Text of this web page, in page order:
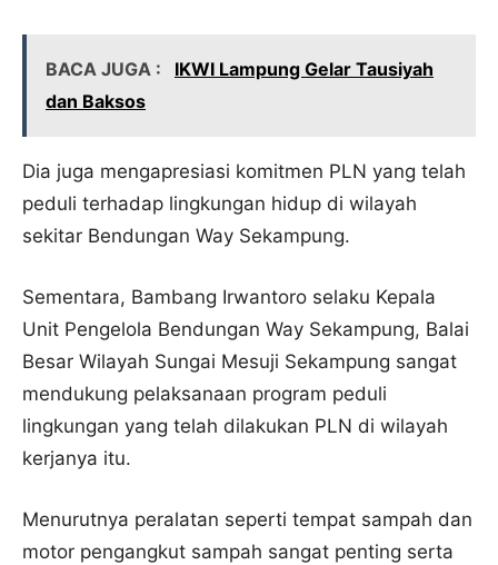
BACA JUGA :
IKWI Lampung Gelar Tausiyah
dan Baksos
Dia juga mengapresiasi komitmen PLN yang telah
peduli terhadap lingkungan hidup di wilayah
sekitar Bendungan Way Sekampung.
Sementara, Bambang Irwantoro selaku Kepala
Unit Pengelola Bendungan Way Sekampung, Balai
Besar Wilayah Sungai Mesuji Sekampung sangat
mendukung pelaksanaan program peduli
lingkungan yang telah dilakukan PLN di wilayah
kerjanya itu.
Menurutnya peralatan seperti tempat sampah dan
motor pengangkut sampah sangat penting serta